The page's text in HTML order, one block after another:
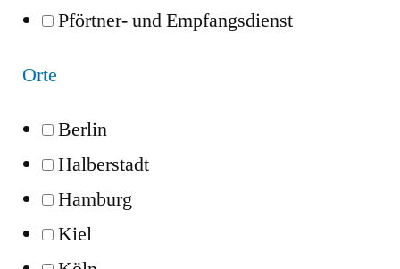
Pförtner- und Empfangsdienst
Orte
Berlin
Halberstadt
Hamburg
Kiel